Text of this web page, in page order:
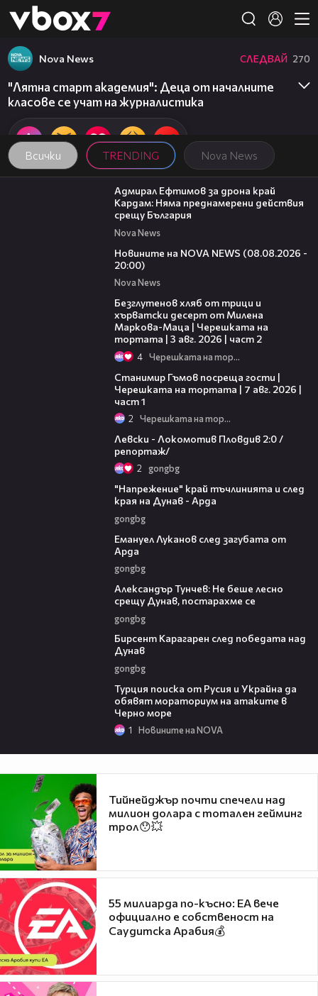
👾
Всички TRENDING Nova News
Nova News СЛЕДВАЙ 270
"Лятна старт академия": Деца от началните
класове се учат на журналистика
01:48
Адмирал Ефтимов за дрона край
Кардам: Няма преднамерени действия
срещу България
Nova News
Новините на NOVA NEWS (08.08.2026 -
20:00)
Nova News
Безглутенов хляб от трици и
хърватски десерт от Милена
Маркова-Маца | Черешката на
тортата | 3 авг. 2026 | част 2
4 Черешката на тортата
Станимир Гъмов посреща гости |
Черешката на тортата | 7 авг. 2026 |
част 1
2 Черешката на тортата
Левски - Локомотив Пловдив 2:0 /
репортаж/
2 gongbg
"Напрежение" край тъчлинията и след
края на Дунав - Арда
gongbg
Емануел Луканов след загубата от
Арда
gongbg
Александър Тунчев: Не беше лесно
срещу Дунав, постарахме се
gongbg
Бирсент Карагарен след победата над
Дунав
gongbg
Турция поиска от Русия и Украйна да
обявят мораториум на атаките в
Черно море
1 Новините на NOVA
Тийнейджър почти спечели над
милион долара с тотален гейминг
трол😯💥
55 милиарда по-късно: EA вече
официално е собственост на
Саудитска Арабия💰